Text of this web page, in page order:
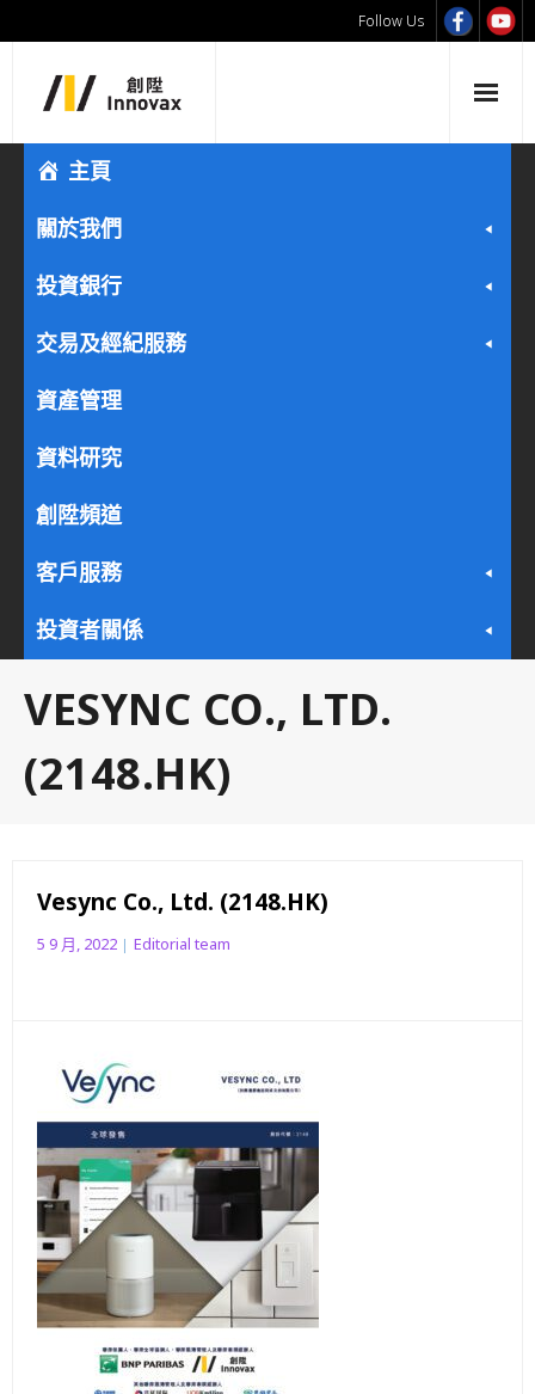
Follow Us
主頁
關於我們
投資銀行
交易及經紀服務
資產管理
資料研究
創陞頻道
客戶服務
投資者關係
VESYNC CO., LTD.
(2148.HK)
Vesync Co., Ltd. (2148.HK)
5 9 月, 2022 Editorial team